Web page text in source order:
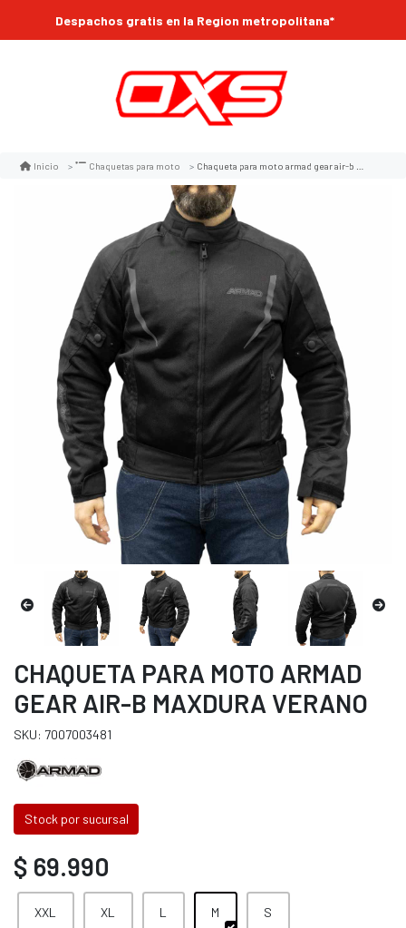
Despachos gratis en la Region metropolitana*
Inicio Chaquetas para moto Chaqueta para moto armad gear air-b maxdura verano
CHAQUETA PARA MOTO ARMAD
GEAR AIR-B MAXDURA VERANO
SKU: 7007003481
Stock por sucursal
$ 69.990
XXL XL L M S